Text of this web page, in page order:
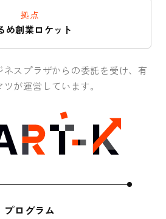
拠点
め創業ロケット
スプラザからの委託を受け、有
が運営しています。
プログラム